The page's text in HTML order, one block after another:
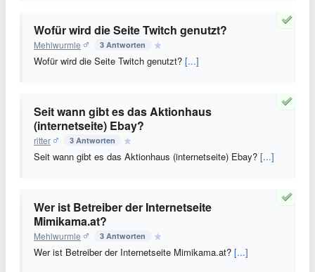
Wofür wird die Seite Twitch genutzt?
Mehlwurmle 3 Antworten
Wofür wird die Seite Twitch genutzt? [...]
Seit wann gibt es das Aktionhaus
(internetseite) Ebay?
ritter 3 Antworten
Seit wann gibt es das Aktionhaus (internetseite) Ebay? [...]
Wer ist Betreiber der Internetseite
Mimikama.at?
Mehlwurmle 3 Antworten
Wer ist Betreiber der Internetseite Mimikama.at? [...]